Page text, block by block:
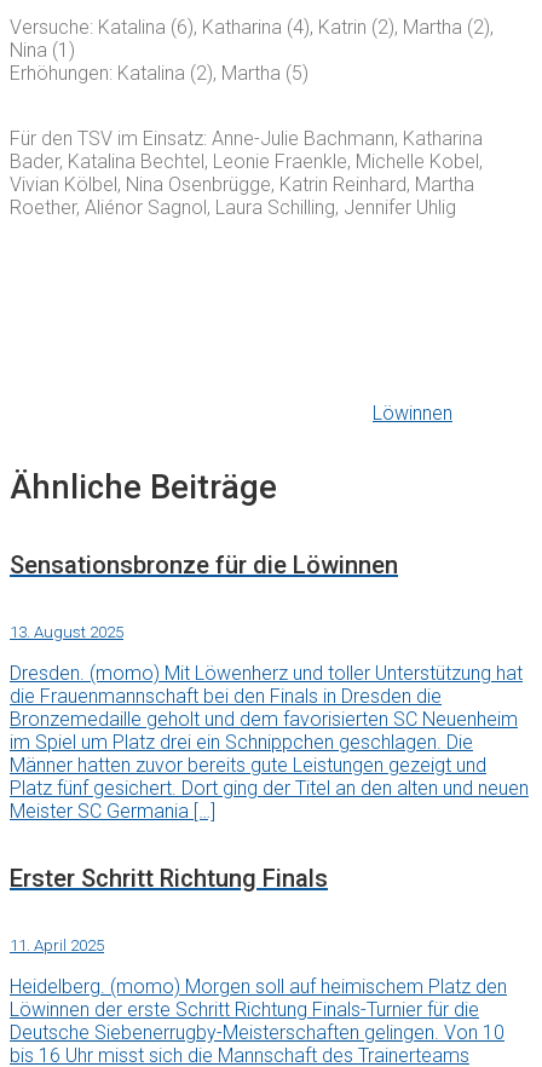
Versuche: Katalina (6), Katharina (4), Katrin (2), Martha (2),
Nina (1)
Erhöhungen: Katalina (2), Martha (5)
Für den TSV im Einsatz: Anne-Julie Bachmann, Katharina
Bader, Katalina Bechtel, Leonie Fraenkle, Michelle Kobel,
Vivian Kölbel, Nina Osenbrügge, Katrin Reinhard, Martha
Roether, Aliénor Sagnol, Laura Schilling, Jennifer Uhlig
Löwinnen
Ähnliche Beiträge
Sensationsbronze für die Löwinnen
13. August 2025
Dresden. (momo) Mit Löwenherz und toller Unterstützung hat
die Frauenmannschaft bei den Finals in Dresden die
Bronzemedaille geholt und dem favorisierten SC Neuenheim
im Spiel um Platz drei ein Schnippchen geschlagen. Die
Männer hatten zuvor bereits gute Leistungen gezeigt und
Platz fünf gesichert. Dort ging der Titel an den alten und neuen
Meister SC Germania […]
Erster Schritt Richtung Finals
11. April 2025
Heidelberg. (momo) Morgen soll auf heimischem Platz den
Löwinnen der erste Schritt Richtung Finals-Turnier für die
Deutsche Siebenerrugby-Meisterschaften gelingen. Von 10
bis 16 Uhr misst sich die Mannschaft des Trainerteams